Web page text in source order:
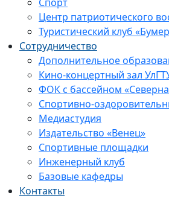
Центр патриотического
Туристический клуб
Сотрудничество
Дополнительное
Кино-концертный зал
ФОК с бассейном
Спортивно-
Медиастудия
Издательство «Венец»
Спортивные площадки
Инженерный клуб
Базовые кафедры
Контакты